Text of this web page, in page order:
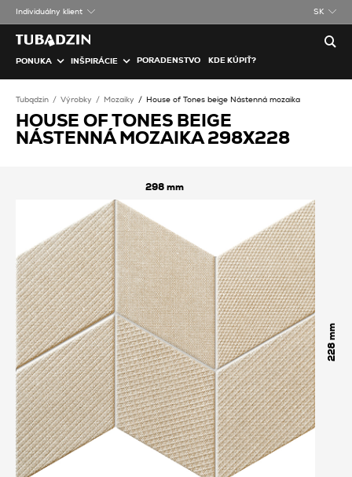
Individuálny klient SK
PONUKA INŠPIRÁCIE PORADENSTVO KDE KÚPIŤ?
Tubądzin Výrobky Mozaiky House of Tones beige Nástenná mozaika
HOUSE OF TONES BEIGE
NÁSTENNÁ MOZAIKA 298X228
298
228